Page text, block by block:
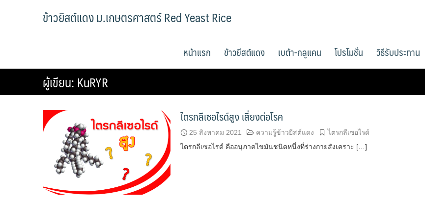
ข้าวยีสต์แดง ม.เกษตรศาสตร์ Red Yeast Rice
หน้าแรก ข้าวยีสต์แดง เบต้า-กลูแคน โปรโมชั่น วิธีรับประทาน
ผู้เขียน:KuRYR
ไตรกลีเซอไรด์สูง เสี่ยงต่อโรค
25 สิงหาคม 2021 ความรู้ข้าวยีสต์แดง
ไตรกลีเซอไรด์
ไตรกลีเซอไรด์ คืออนุภาคไขมันชนิดหนึ่งที่ร่างกายสังเคราะ […]